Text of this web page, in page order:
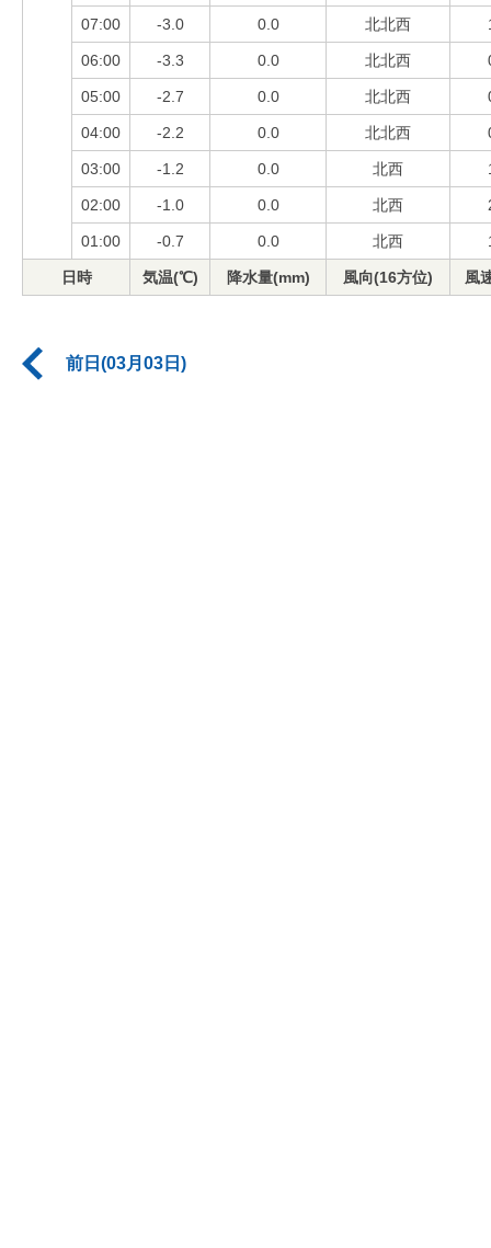
07:00 -3.0 0.0 北北西
06:00 -3.3 0.0 北北西
05:00 -2.7 0.0 北北西
04:00 -2.2 0.0 北北西
03:00 -1.2 0.0 北西
02:00 -1.0 0.0 北西
01:00 -0.7 0.0 北西
日時 気温(℃) 降水量(mm) 風向(16方位) 風
前日(03月03日)